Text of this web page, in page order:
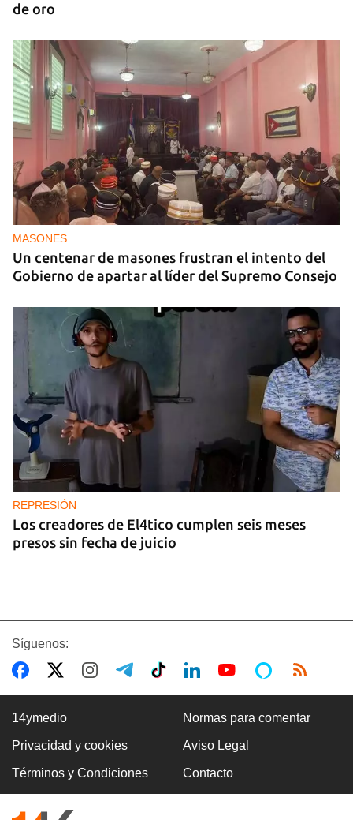
de oro
MASONES
Un centenar de masones frustran el intento del
Gobierno de apartar al líder del Supremo Consejo
REPRESIÓN
Los creadores de El4tico cumplen seis meses
presos sin fecha de juicio
BANCARIZACIÓN
La ausencia de un mercado de divisas operativo
explica la escasez de efectivo en moneda
Síguenos:
14ymedio Normas para comentar
Privacidad y cookies Aviso Legal
Términos y Condiciones Contacto